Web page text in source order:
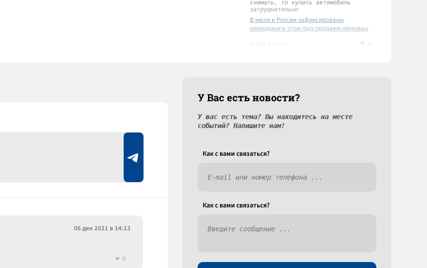
снимать, то купить автомобиль
затруднительно
В июле в России зафиксированы
рекордные в этом году продажи легковых
06 дек 2021 в 14:13
0
У Вас есть новости?
У вас есть тема? Вы находитесь на месте
событий? Напишите нам!
Как c вами связаться?
Как c вами связаться?